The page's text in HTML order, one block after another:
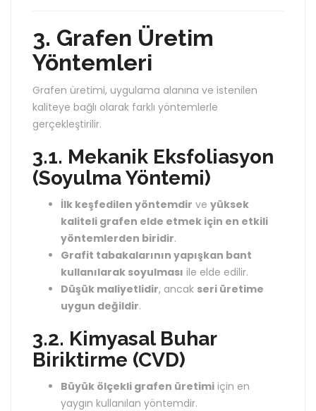
3. Grafen Üretim
Yöntemleri
Grafen üretimi, uygulama alanına ve istenilen
kaliteye bağlı olarak farklı yöntemlerle
gerçekleştirilir.
3.1. Mekanik Eksfoliasyon
(Soyulma Yöntemi)
İlk keşfedilen yöntemdir ve yüksek
kaliteli grafen elde etmek için en etkili
yöntemlerden biridir.
Grafit tabakalarının yapışkan bant
kullanılarak soyulması ile elde edilir.
Düşük maliyetlidir, ancak seri üretime
uygun değildir.
3.2. Kimyasal Buhar
Biriktirme (CVD)
Büyük ölçekli grafen üretimi için en
yaygın kullanılan yöntemdir.